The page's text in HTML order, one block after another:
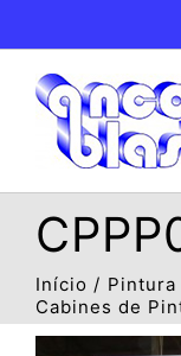
para
conteúdo
Início Pintura
Cabines de